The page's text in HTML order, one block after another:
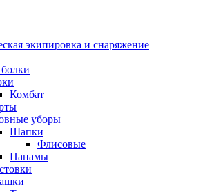
экипировка и снаряжение
Комбат
уборы
Шапки
Флисовые
Панамы